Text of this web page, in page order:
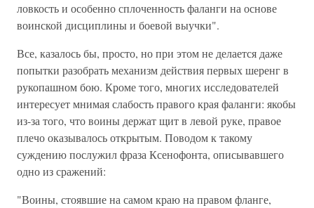
ловкость и особенно сплоченность фаланги на основе
воинской дисциплины и боевой выучки".
Все, казалось бы, просто, но при этом не делается даже
попытки разобрать механизм действия первых шеренг в
рукопашном бою. Кроме того, многих исследователей
интересует мнимая слабость правого края фаланги: якобы
из-за того, что воины держат щит в левой руке, правое
плечо оказывалось открытым. Поводом к такому
суждению послужил фраза Ксенофонта, описывавшего
одно из сражений:
"Воины, стоявшие на самом краю на правом фланге,